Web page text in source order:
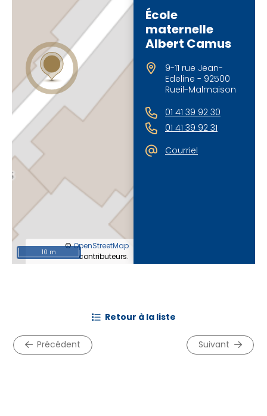
©OpenStreetMap
contributeurs.
10 m
École
maternelle
Albert Camus
9-11 rue Jean-
Edeline - 92500
Rueil-Malmaison
01 41 39 92 30
01 41 39 92 31
Courriel
précédent
retour à la liste
suivant